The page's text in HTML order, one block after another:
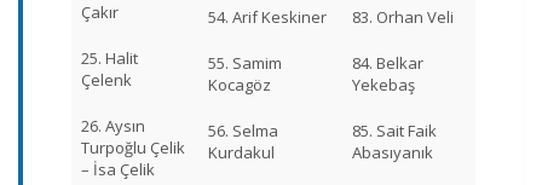
Çakır
25. Halit
Çelenk
26. Aysın
Turpoğlu Çelik
– İsa Çelik
54. Arif Keskiner
55. Samim
Kocagöz
56. Selma
Kurdakul
83. Orhan Veli
84. Belkar
Yekebaş
85. Sait Faik
Abasıyanık